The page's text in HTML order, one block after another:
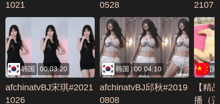
1021
0528
1
韩国 00:03:20
afchinatvBJ宋琪#2021
1026
韩国 00:04:10
afchinatvBJ邱秋#2019
0808
国
【精
播（